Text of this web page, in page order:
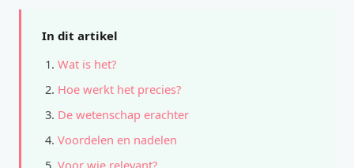
In dit artikel
Wat is het?
Hoe werkt het precies?
De wetenschap erachter
Voordelen en nadelen
Voor wie relevant?